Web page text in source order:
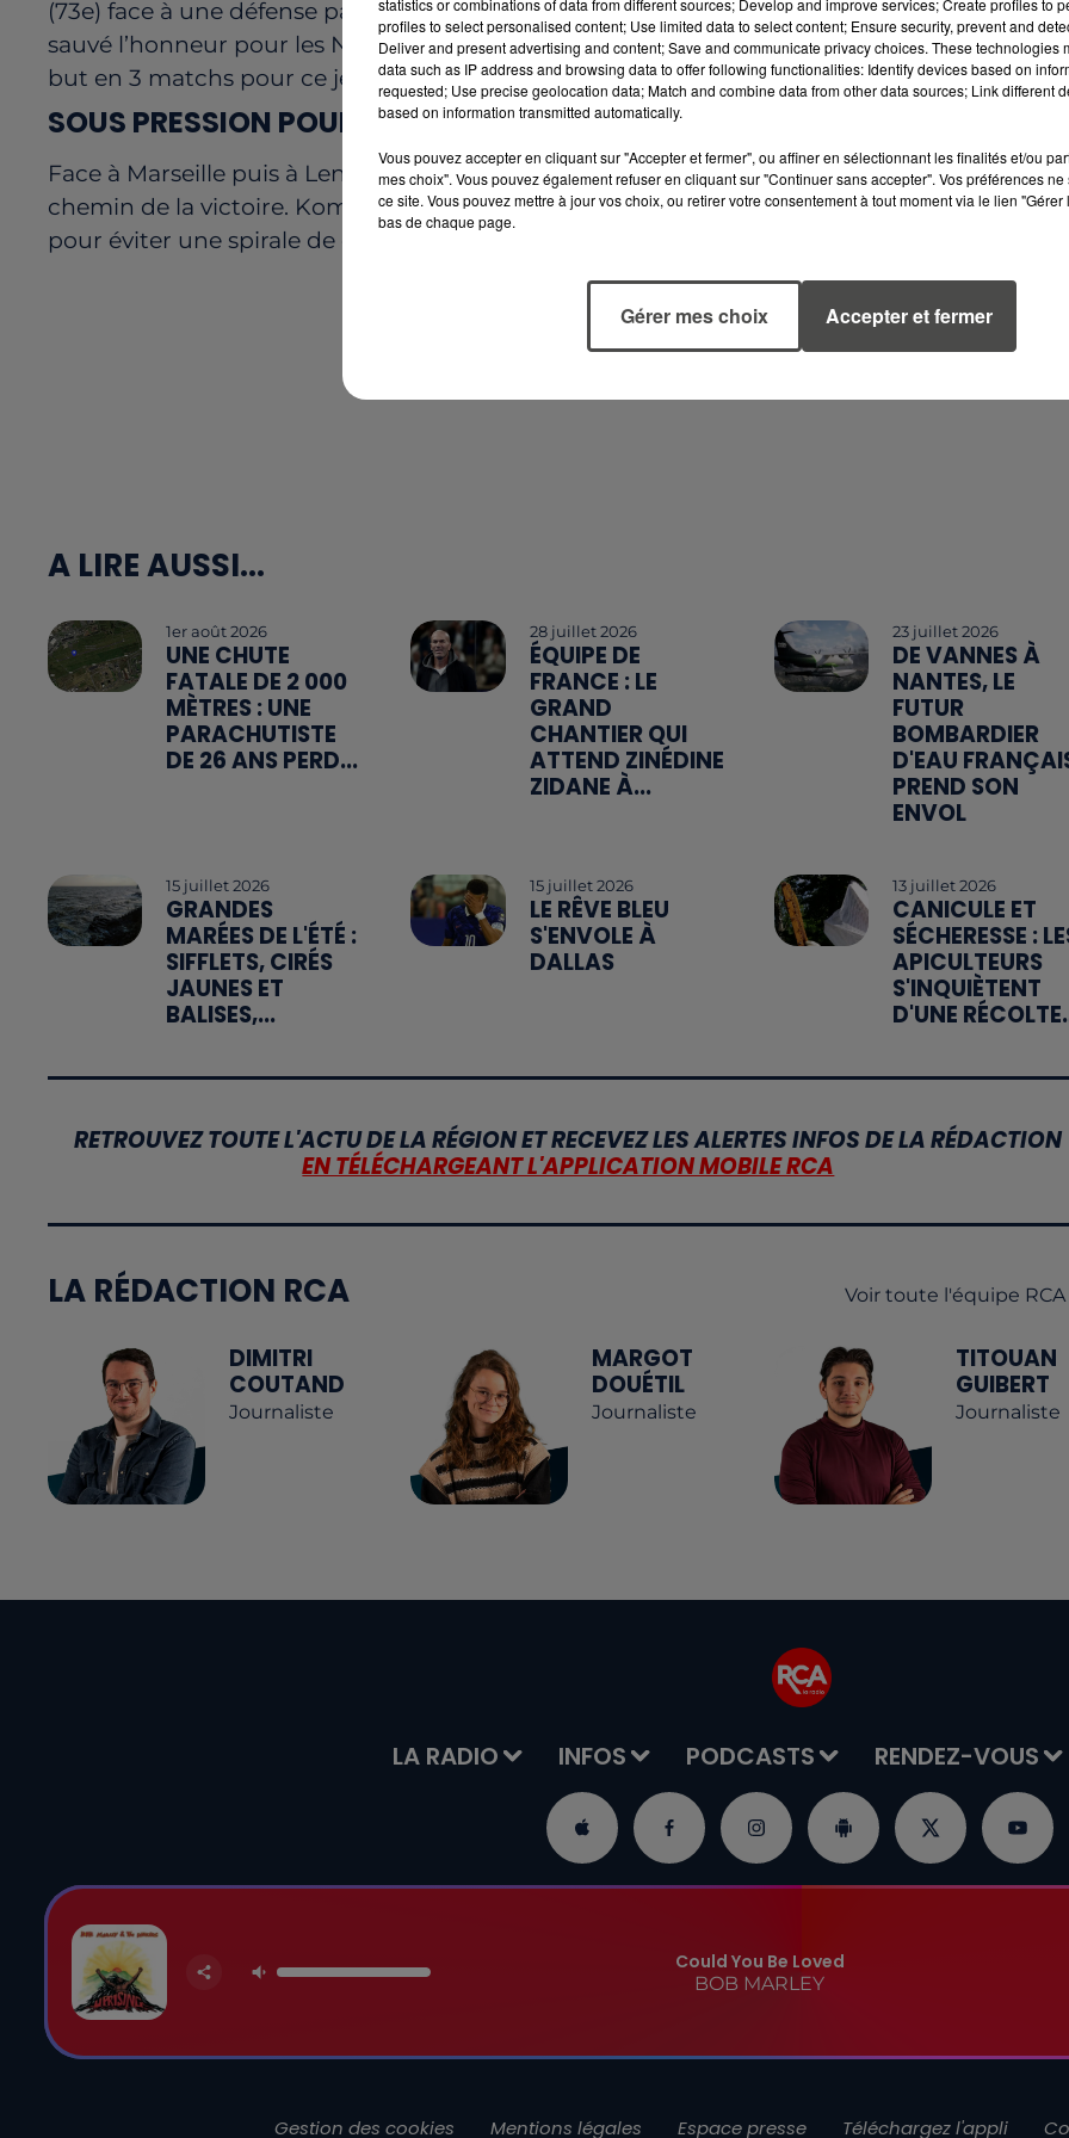
(73e) face à une défense passive, creusant l’écart à 3-0. En fin de match, le jeune Guirassy a
sauvé l’honneur pour les Nantais avec une réduction du score à la 83e minute, deuxième
but en 3 matchs pour ce jeune talent du centre de formation.
SOUS PRESSION POUR LES PROCHAINS MATCHS
Face à Marseille puis à Lens, les Canaris devront redoubler d’efforts pour espérer retrouver
chemin de la victoire. Kombouaré est conscient que ses joueurs devront resserrer les
pour éviter une spirale de défaites.
A LIRE AUSSI...
1er août 2026
UNE CHUTE
FATALE DE 2 000
MÈTRES : UNE
PARACHUTISTE
DE 26 ANS PERD...
28 juillet 2026
ÉQUIPE DE
FRANCE : LE
GRAND
CHANTIER QUI
ATTEND ZINÉDINE
ZIDANE À...
23 juillet 2026
DE VANNES À
NANTES, LE
FUTUR
BOMBARDIER
D'EAU
PREND SON
ENVOL
15 juillet 2026
GRANDES
MARÉES DE L'ÉTÉ :
SIFFLETS, CIRÉS
JAUNES ET
BALISES,...
15 juillet 2026
LE RÊVE BLEU
S'ENVOLE À
DALLAS
13 juillet 2026
CANICULE ET
SÉCHERESSE :
APICULTEURS
S'INQUIÈTENT
D'UNE
RETROUVEZ TOUTE L'ACTU DE LA RÉGION ET RECEVEZ LES ALERTES INFOS DE LA RÉDACTION
EN TÉLÉCHARGEANT L'APPLICATION MOBILE RCA
LA RÉDACTION RCA Voir toute l'équipe RCA
DIMITRI
COUTAND
Journaliste
MARGOT
DOUÉTIL
Journaliste
TITOUAN
GUIBERT
Journaliste
LA RADIO INFOS PODCASTS RENDEZ-VOUS
Could You Be Loved
BOB MARLEY
Gestion des cookies Mentions légales Espace presse Téléchargez l'appli
profiles to select personalised content; Use limited data to select content; Ensure security, prevent and
Deliver and present advertising and content; Save and communicate privacy choices. These technologies
data such as IP address and browsing data to offer following functionalities: Identify devices based on
requested; Use precise geolocation data; Match and combine data from other data sources; Link different
based on information transmitted automatically.
Vous pouvez accepter en cliquant sur "Accepter et fermer", ou affiner en sélectionnant les finalités et/ou
mes choix". Vous pouvez également refuser en cliquant sur "Continuer sans accepter". Vos préférences
ce site. Vous pouvez mettre à jour vos choix, ou retirer votre consentement à tout moment via le lien
bas de chaque page.
Gérer mes choix Accepter et fermer